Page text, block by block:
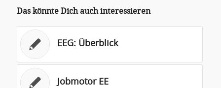
Das könnte Dich auch interessieren
EEG: Überblick
Jobmotor EE